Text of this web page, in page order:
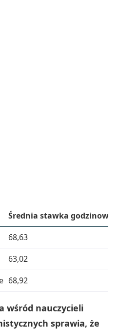
Średnia stawka godzinowa
68,63
63,02
68,92
wśród nauczycieli
sprawia, że